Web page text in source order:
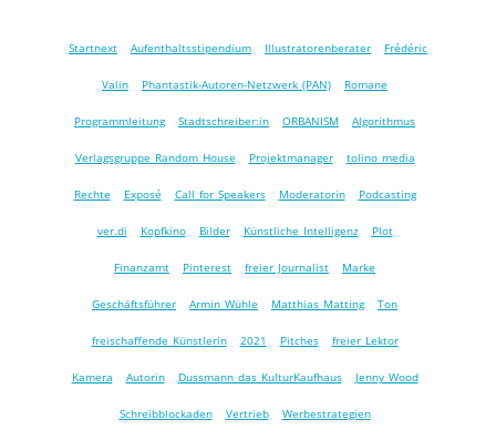
Startnext Aufenthaltsstipendium Illustratorenberater Frédéric
Valin Phantastik-Autoren-Netzwerk (PAN) Romane
Programmleitung Stadtschreiber:in ORBANISM Algorithmus
Verlagsgruppe Random House Projektmanager tolino media
Rechte Exposé Call for Speakers Moderatorin Podcasting
ver.di Kopfkino Bilder Künstliche Intelligenz Plot
Finanzamt Pinterest freier Journalist Marke
Geschäftsführer Armin Wühle Matthias Matting Ton
freischaffende Künstlerin 2021 Pitches freier Lektor
Kamera Autorin Dussmann das KulturKaufhaus Jenny Wood
Schreibblockaden Vertrieb Werbestrategien